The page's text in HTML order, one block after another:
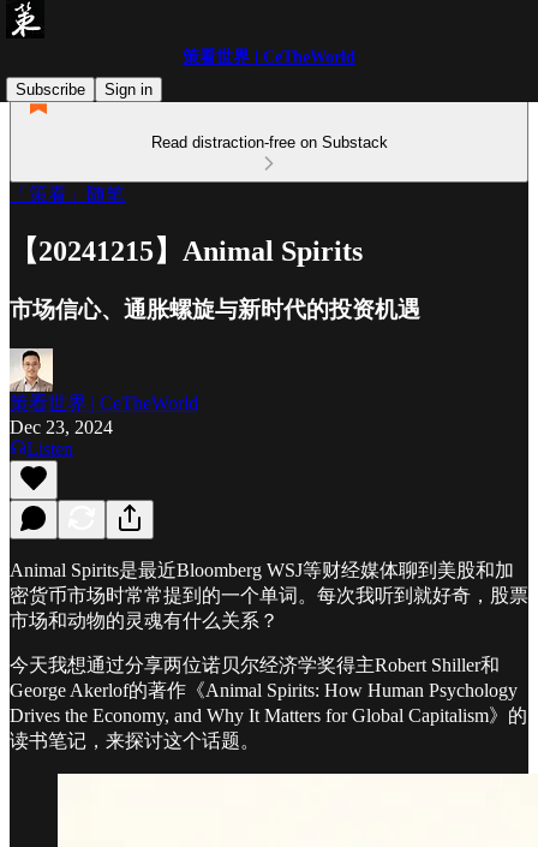
策看世界 | CeTheWorld
Subscribe
Sign in
Read distraction-free on Substack
「策看」随笔
【20241215】Animal Spirits
市场信心、通胀螺旋与新时代的投资机遇
策看世界 | CeTheWorld
Dec 23, 2024
Listen
Animal Spirits是最近Bloomberg WSJ等财经媒体聊到美股和加
密货币市场时常常提到的一个单词。每次我听到就好奇，股票
市场和动物的灵魂有什么关系？
今天我想通过分享两位诺贝尔经济学奖得主Robert Shiller和
George Akerlof的著作《Animal Spirits: How Human Psychology
Drives the Economy, and Why It Matters for Global Capitalism》的
读书笔记，来探讨这个话题。